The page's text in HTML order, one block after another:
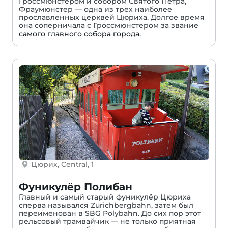
Фраумюнстер — одна из трёх наиболее
прославленных церквей Цюриха. Долгое время
она соперничала с Гроссмюнстером за звание
самого главного собора города.
Цюрих, Central, 1
Фуникулёр Полибан
Главный и самый старый фуникулёр Цюриха
сперва назывался Zürichbergbahn, затем был
переименован в SBG Polybahn. До сих пор этот
рельсовый трамвайчик — не только приятная